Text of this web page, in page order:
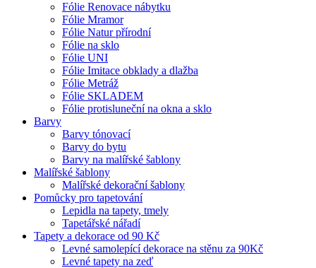
Fólie Renovace nábytku
Fólie Mramor
Fólie Natur přírodní
Fólie na sklo
Fólie UNI
Fólie Imitace obklady a dlažba
Fólie Metráž
Fólie SKLADEM
Fólie protisluneční na okna a sklo
Barvy
Barvy tónovací
Barvy do bytu
Barvy na malířské šablony
Malířské šablony
Malířské dekorační šablony
Pomůcky pro tapetování
Lepidla na tapety, tmely
Tapetářské nářadí
Tapety a dekorace od 90 Kč
Levné samolepící dekorace na stěnu za 90Kč
Levné tapety na zeď